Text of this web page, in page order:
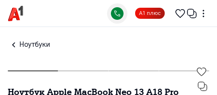
А1 плюс
Ноутбуки
Ноутбук Apple MacBook Neo 13 A18 Pro